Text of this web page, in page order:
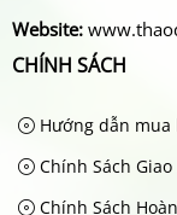
Website:
CHÍNH SÁCH
Hướng dẫn mua
Chính Sách
Chính Sách